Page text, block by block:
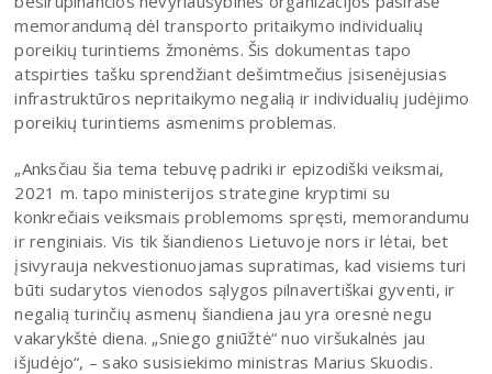
memorandumą dėl transporto pritaikymo individualių
poreikių turintiems žmonėms. Šis dokumentas tapo
atspirties tašku sprendžiant dešimtmečius įsisenėjusias
infrastruktūros nepritaikymo negalią ir individualių judėjimo
poreikių turintiems asmenims problemas.
„Anksčiau šia tema tebuvę padriki ir epizodiški veiksmai,
2021 m. tapo ministerijos strategine kryptimi su
konkrečiais veiksmais problemoms spręsti, memorandumu
ir renginiais. Vis tik šiandienos Lietuvoje nors ir lėtai, bet
įsivyrauja nekvestionuojamas supratimas, kad visiems turi
būti sudarytos vienodos sąlygos pilnavertiškai gyventi, ir
negalią turinčių asmenų šiandiena jau yra oresnė negu
vakarykštė diena. „Sniego gniūžtė“ nuo viršukalnės jau
išjudėjo“, – sako susisiekimo ministras Marius Skuodis.